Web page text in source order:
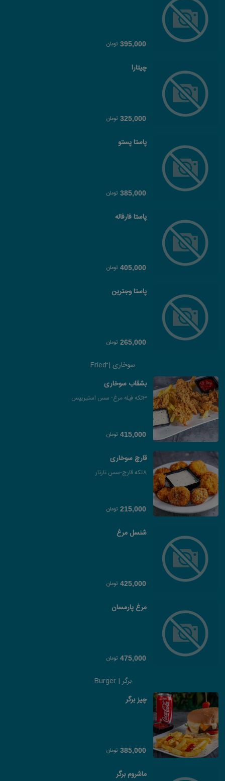
395,000 تومان
چیتارا
325,000 تومان
پاستا پستو
385,000 تومان
پاستا فارفاله
405,000 تومان
پاستا وجترین
265,000 تومان
سوخاری | ّFried
بشقاب سوخاری
3تکه فیله مرغ- سس استیریپس
415,000 تومان
قارچ سوخاری
8تکه قارچ-سس تارتار
215,000 تومان
شنسل مرغ
425,000 تومان
مرغ پارمسان
475,000 تومان
برگر | Burger
چیز برگر
385,000 تومان
ماشروم برگر